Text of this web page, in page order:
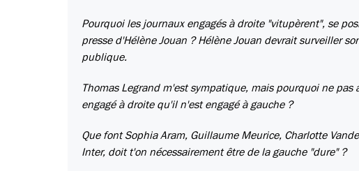
Pourquoi les journaux engagés à droite "vitupèrent", se
presse d'Hélène Jouan ? Hélène Jouan devrait surveiller
publique.
Thomas Legrand m'est sympatique, mais pourquoi ne
engagé à droite qu'il n'est engagé à gauche ?
Que font Sophia Aram, Guillaume Meurice, Charlotte
Inter, doit t'on nécessairement être de la gauche "dure" ?